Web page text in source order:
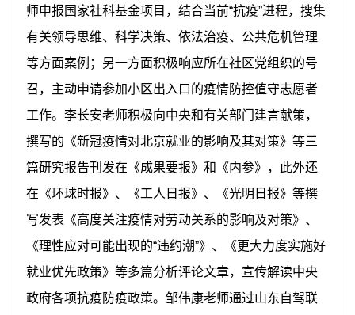
师申报国家社科基金项目，结合当前“抗疫”进程，搜集
有关领导思维、科学决策、依法治疫、公共危机管理
等方面案例；另一方面积极响应所在社区党组织的号
召，主动申请参加小区出入口的疫情防控值守志愿者
工作。李长安老师积极向中央和有关部门建言献策，
撰写的《新冠疫情对北京就业的影响及其对策》等三
篇研究报告刊发在《成果要报》和《内参》，此外还
在《环球时报》、《工人日报》、《光明日报》等撰
写发表《高度关注疫情对劳动关系的影响及对策》、
《理性应对可能出现的“违约潮”》、《更大力度实施好
就业优先政策》等多篇分析评论文章，宣传解读中央
政府各项抗疫防疫政策。邹伟康老师通过山东自驾联